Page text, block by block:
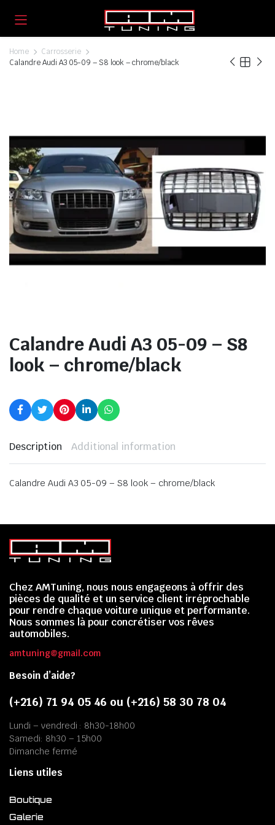
Home
Carrosserie
Calandre Audi A3 05-09 – S8 look – chrome/black
Calandre Audi A3 05-09 – S8
look – chrome/black
Description Additional information
Calandre Audi A3 05-09 – S8 look – chrome/black
Chez AMTuning, nous nous engageons à offrir des
pièces de qualité et un service client irréprochable
pour rendre chaque voiture unique et performante.
Nous sommes là pour concrétiser vos rêves
automobiles.
amtuning@gmail.com
Besoin d’aide?
(+216) 71 94 05 46 ou (+216) 58 30 78 04
Lundi – vendredi : 8h30-18h00
Samedi: 8h30 – 15h00
Dimanche fermé
Liens utiles
Boutique
Galerie